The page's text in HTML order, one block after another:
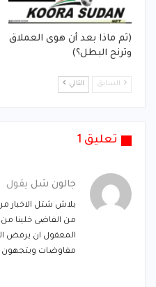
(ثم ماذا بعد أن هوى العملاق
وترنح البطل؟)
السابق التالي
تعليق 1
جالون شل يقول
بلاش شتل الاخبار
من الفاضى خلينا من
المعقول ان يرفض
مفاوضات ويتجهون